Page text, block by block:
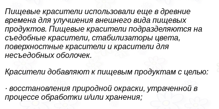
Пищевые красители использовали еще в древние
времена для улучшения внешнего вида пищевых
продуктов. Пищевые красители подразделяются на
съедобные красители, стабилизаторы цвета,
поверхностные красители и красители для
несъедобных оболочек.
Красители добавляют к пищевым продуктам с целью:
· восстановления природной окраски, утраченной в
процессе обработки и/или хранения;